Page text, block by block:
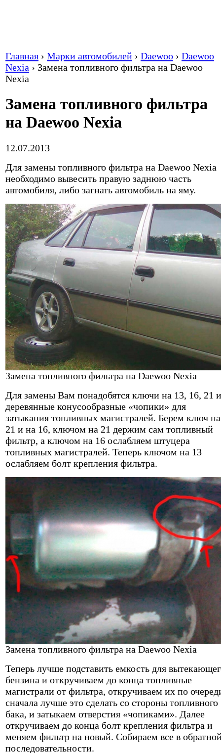
Главная › Марки автомобилей › Daewoo › Daewoo
Nexia › Замена топливного фильтра на Daewoo
Nexia
Замена топливного фильтра
на Daewoo Nexia
12.07.2013
Для замены топливного фильтра на Daewoo Nexia
необходимо вывесить правую заднюю часть
автомобиля, либо загнать автомобиль на яму.
Замена топливного фильтра на Daewoo Nexia
Для замены Вам понадобятся ключи на 13, 16, 21 и
деревянные конусообразные «чопики» для
затыкания топливных магистралей. Берем ключ на
21 и на 16, ключом на 21 держим сам топливный
фильтр, а ключом на 16 ослабляем штуцера
топливных магистралей. Теперь ключом на 13
ослабляем болт крепления фильтра.
Замена топливного фильтра на Daewoo Nexia
Теперь лучше подставить емкость для
бензина и откручиваем до конца топливные
магистрали от фильтра, откручиваем их по
сначала лучше это сделать со стороны топливного
бака, и затыкаем отверстия «чопиками». Далее
откручиваем до конца болт крепления фильтра и
меняем фильтр на новый. Собираем все в
последовательности.